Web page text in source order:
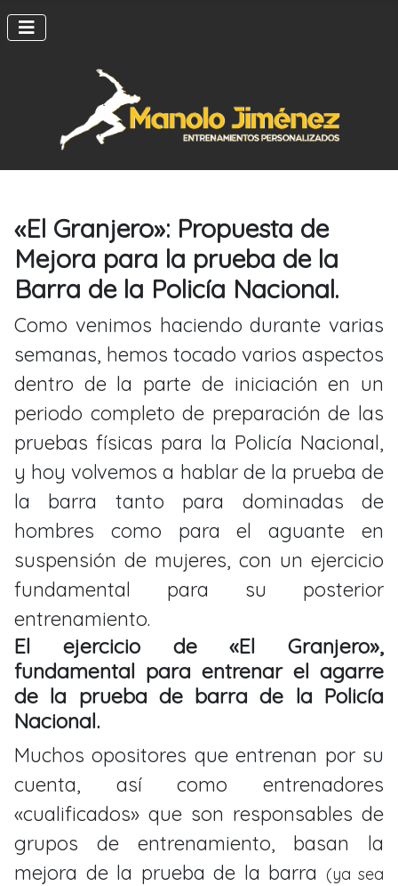
«El Granjero»: Propuesta de
Mejora para la prueba de la
Barra de la Policía Nacional.
Como venimos haciendo durante varias
semanas, hemos tocado varios aspectos
dentro de la parte de iniciación en un
periodo completo de preparación de las
pruebas físicas para la Policía Nacional,
y hoy volvemos a hablar de la prueba de
la barra tanto para dominadas de
hombres como para el aguante en
suspensión de mujeres, con un ejercicio
fundamental para su posterior
entrenamiento.
El ejercicio de «El Granjero»,
fundamental para entrenar el agarre
de la prueba de barra de la Policía
Nacional.
Muchos opositores que entrenan por su
cuenta, así como entrenadores
«cualificados» que son responsables de
grupos de entrenamiento, basan la
mejora de la prueba de la barra (ya sea